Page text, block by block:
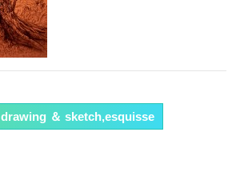
＆ sketch,esquisse